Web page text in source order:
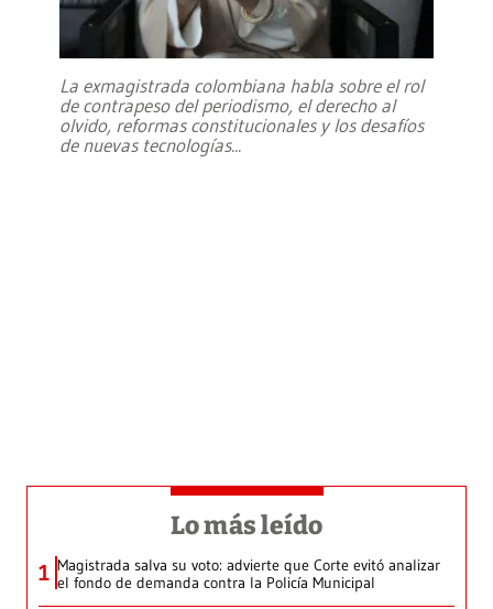
La exmagistrada colombiana habla sobre el rol
de contrapeso del periodismo, el derecho al
olvido, reformas constitucionales y los desafíos
de nuevas tecnologías...
Lo más leído
1 Magistrada salva su voto: advierte que Corte evitó analizar
el fondo de demanda contra la Policía Municipal